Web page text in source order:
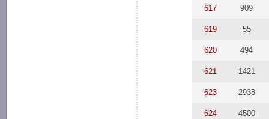
617 909
619 55
620 494
621 1421
623 2938
624 4500